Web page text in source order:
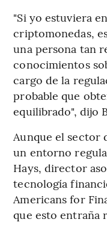
"Si yo estuviera
criptomonedas,
una persona tan
conocimientos
cargo de la
probable que
equilibrado", dijo
Aunque el sector
un entorno
Hays, director
tecnología
Americans for
que esto entraña